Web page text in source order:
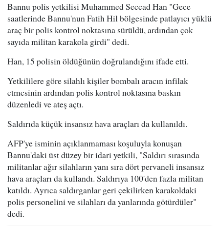
Bannu polis yetkilisi Muhammed Seccad Han "Gece
saatlerinde Bannu'nun Fatih Hil bölgesinde patlayıcı yüklü
araç bir polis kontrol noktasına sürüldü, ardından çok
sayıda militan karakola girdi" dedi.
Han, 15 polisin öldüğünün doğrulandığını ifade etti.
Yetkililere göre silahlı kişiler bombalı aracın infilak
etmesinin ardından polis kontrol noktasına baskın
düzenledi ve ateş açtı.
Saldırıda küçük insansız hava araçları da kullanıldı.
AFP'ye isminin açıklanmaması koşuluyla konuşan
Bannu'daki üst düzey bir idari yetkili, "Saldırı sırasında
militanlar ağır silahların yanı sıra dört pervaneli insansız
hava araçları da kullandı. Saldırıya 100'den fazla militan
katıldı. Ayrıca saldırganlar geri çekilirken karakoldaki
polis personelini ve silahları da yanlarında götürdüler"
dedi.